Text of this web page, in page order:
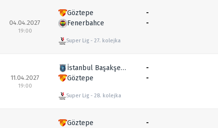
04.04.2027
19:00
Göztepe
Fenerbahce
Super Lig 27. kolejka
-
-
11.04.2027
19:00
İstanbul Başakşehir
Göztepe
Super Lig 28. kolejka
-
-
Göztepe
-